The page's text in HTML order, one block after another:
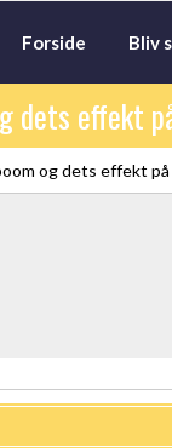
Forside Bliv
dets effekt
og dets effekt